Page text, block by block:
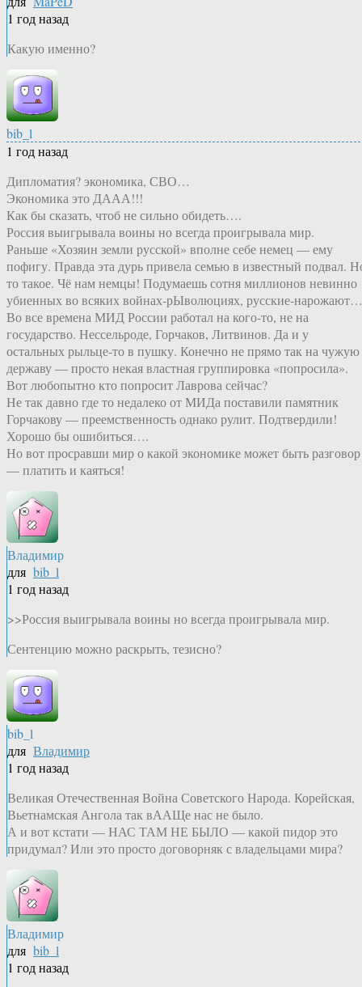
1 год назад
Какую именно?
bib_l
1 год назад
Дипломатия? экономика, СВО…
Экономика это ДААА!!!
Как бы сказать, чтоб не сильно обидеть….
Россия выигрывала воины но всегда проигрывала мир.
Раньше «Хозяин земли русской» вполне себе немец — ему
пофигу. Правда эта дурь привела семью в известный подвал.
то такое. Чё нам немцы! Подумаешь сотня миллионов невинно
убиенных во всяких войнах-рЫволюциях, русские-
Во все времена МИД России работал на кого-то, не на
государство. Нессельроде, Горчаков, Литвинов. Да и у
остальных рыльце-то в пушку. Конечно не прямо так на чужую
державу — просто некая властная группировка «попросила».
Вот любопытно кто попросит Лаврова сейчас?
Не так давно где то недалеко от МИДа поставили памятник
Горчакову — преемственность однако рулит. Подтвердили!
Хорошо бы ошибиться….
Но вот просравши мир о какой экономике может быть разговор
— платить и каяться!
Владимир
для bib_l
1 год назад
>>Россия выигрывала воины но всегда проигрывала мир.
Сентенцию можно раскрыть, тезисно?
bib_l
для Владимир
1 год назад
Великая Отечественная Война Советского Народа. Корейская,
Вьетнамская Ангола так вААЩе нас не было.
А и вот кстати — НАС ТАМ НЕ БЫЛО — какой пидор это
придумал? Или это просто договорняк с владельцами мира?
Владимир
для bib_l
1 год назад